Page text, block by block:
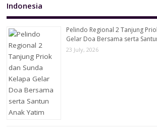
Indonesia
Pelindo Regional 2 Tanjung
Gelar Doa Bersama serta
23 July, 2026